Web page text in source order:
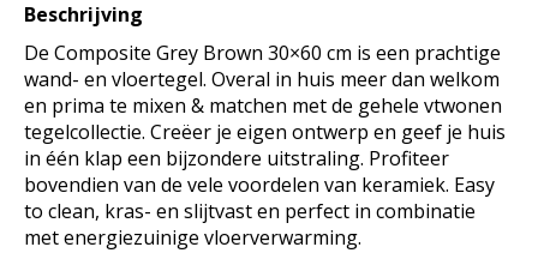
Beschrijving
De Composite Grey Brown 30×60 cm is een prachtige
wand- en vloertegel. Overal in huis meer dan welkom
en prima te mixen & matchen met de gehele vtwonen
tegelcollectie. Creëer je eigen ontwerp en geef je huis
in één klap een bijzondere uitstraling. Profiteer
bovendien van de vele voordelen van keramiek. Easy
to clean, kras- en slijtvast en perfect in combinatie
met energiezuinige vloerverwarming.